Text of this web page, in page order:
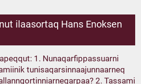
ilaasortaq Hans Enoksen
1. Nunaqarfippassuarni
tunisaqarsinnaajunnaarneq
2. Tassami